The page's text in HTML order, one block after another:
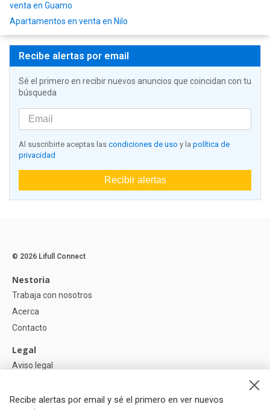
venta en Guamo
Apartamentos en venta en Nilo
Recibe alertas por email
Sé el primero en recibir nuevos anuncios que coincidan con tu
búsqueda
Al suscribirte aceptas las condiciones de uso y la política de
privacidad
Recibir alertas
Recibe alertas por email y sé el primero en ver nuevos
© 2026 Lifull Connect
Nestoria
Trabaja con nosotros
Acerca
Contacto
Legal
Aviso legal
Política de Cookies